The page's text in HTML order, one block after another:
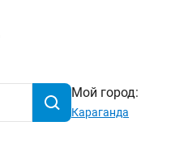
Мой город:
Караганда